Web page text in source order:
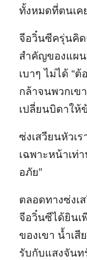
ทั้งหมดที่ตนเค
จีอวิ๋นซีครุ่นคิ
สำคัญของแผน
เบาๆ ไม่ได้ “
กล้าจนพวกเข
เปลี่ยนบิดาให้
ซ่งเสวียนหัวเ
เฉพาะหน้าเ
อภัย”
ตลอดทางซ่งเ
จีอวิ๋นซีได้ยินเ
ของเขา น้ำเสี
รับกับแสงจัน